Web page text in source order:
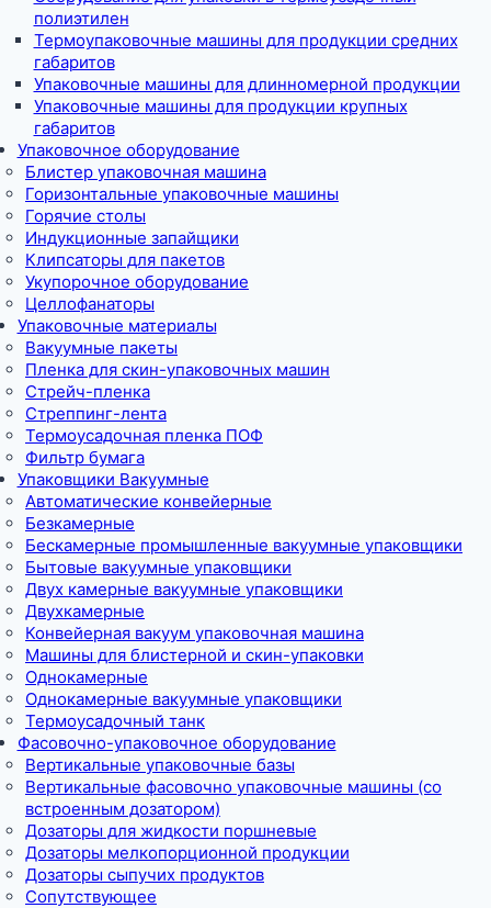
полиэтилен
Термоупаковочные машины для продукции средних
габаритов
Упаковочные машины для длинномерной продукции
Упаковочные машины для продукции крупных
габаритов
Упаковочное оборудование
Блистер упаковочная машина
Горизонтальные упаковочные машины
Горячие столы
Индукционные запайщики
Клипсаторы для пакетов
Укупорочное оборудование
Целлофанаторы
Упаковочные материалы
Вакуумные пакеты
Пленка для скин-упаковочных машин
Стрейч-пленка
Стреппинг-лента
Термоусадочная пленка ПОФ
Фильтр бумага
Упаковщики Вакуумные
Автоматические конвейерные
Безкамерные
Бескамерные промышленные вакуумные упаковщики
Бытовые вакуумные упаковщики
Двух камерные вакуумные упаковщики
Двухкамерные
Конвейерная вакуум упаковочная машина
Машины для блистерной и скин-упаковки
Однокамерные
Однокамерные вакуумные упаковщики
Термоусадочный танк
Фасовочно-упаковочное оборудование
Вертикальные упаковочные базы
Вертикальные фасовочно упаковочные машины (со
встроенным дозатором)
Дозаторы для жидкости поршневые
Дозаторы мелкопорционной продукции
Дозаторы сыпучих продуктов
Сопутствующее